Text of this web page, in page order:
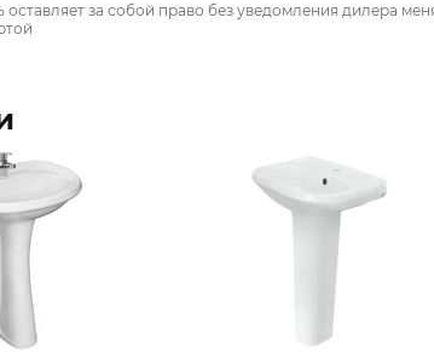
за собой право без уведомления дилера